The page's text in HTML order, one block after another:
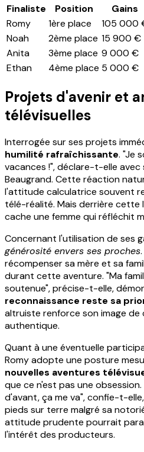
Finaliste Position
Gains
Romy
1ère place
105 000
Noah
2ème place 15 900 €
Anita
3ème place 9 000 €
Ethan
4ème place 5 000 €
Projets d'avenir et
télévisuelles
Interrogée sur ses projets
humilité rafraîchissante. "Je
vacances !", déclare-t-elle
Beaugrand. Cette réaction
l'attitude calculatrice souvent
télé-réalité. Mais derrière cette
cache une femme qui réfléchit
Concernant l'utilisation de ses
générosité envers ses proches
récompenser sa mère et sa
durant cette aventure. "Ma
soutenue", précise-t-elle,
reconnaissance reste sa
altruiste renforce son image
authentique.
Quant à une éventuelle
Romy adopte une posture
nouvelles aventures
que ce n'est pas une
d'avant, ça me va", confie-t-
pieds sur terre malgré sa
attitude prudente pourrait
l'intérêt des producteurs.